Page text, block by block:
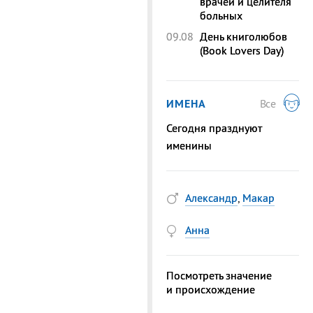
больных
09.08 День книголюбов
(Book Lovers Day)
ИМЕНА
Все
Сегодня празднуют
именины
Александр, Макар
Анна
Посмотреть значение
и происхождение